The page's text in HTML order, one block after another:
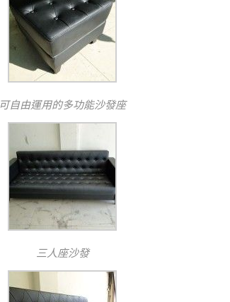
可自由運用的多功能沙發座
三人座沙發